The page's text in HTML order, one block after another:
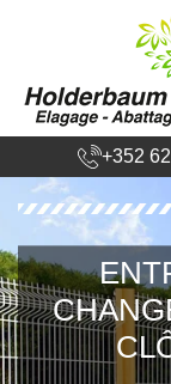
+352